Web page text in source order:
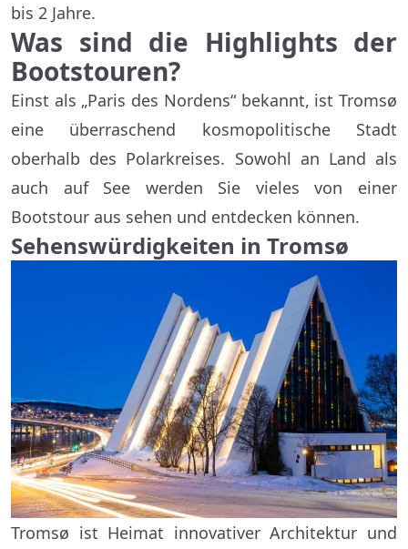
bis 2 Jahre.
Was sind die Highlights der
Bootstouren?
Einst als „Paris des Nordens“ bekannt, ist Tromsø
eine überraschend kosmopolitische Stadt
oberhalb des Polarkreises. Sowohl an Land als
auch auf See werden Sie vieles von einer
Bootstour aus sehen und entdecken können.
Sehenswürdigkeiten in Tromsø
Tromsø ist Heimat innovativer Architektur und